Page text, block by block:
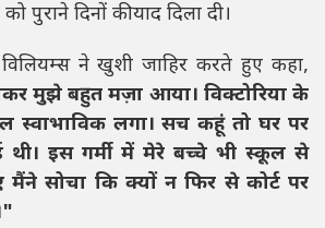
पुराने दिनों की याद दिला दी।
ने खुशी जाहिर करते हुए कहा,
मुझे बहुत मज़ा आया। विक्टोरिया के
स्वाभाविक लगा। सच कहूं तो घर पर
इस गर्मी में मेरे बच्चे भी स्कूल से
मैंने सोचा कि क्यों न फिर से कोर्ट पर